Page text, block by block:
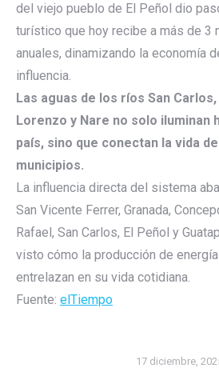
del viejo pueblo de El Peñol dio
turístico que hoy recibe a más de 3
anuales, dinamizando la economía
influencia.
Las aguas de los ríos San Carlos,
Lorenzo y Nare no solo iluminan
país, sino que conectan la vida
municipios.
La influencia directa del sistema
San Vicente Ferrer, Granada,
Rafael, San Carlos, El Peñol y
visto cómo la producción de
entrelazan en su vida cotidiana.
Fuente: elTiempo
17 diciembre,